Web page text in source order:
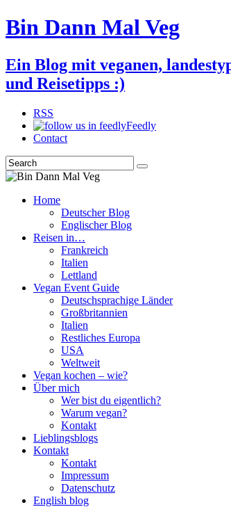
Bin Dann Mal Veg
Ein Blog mit veganen,
und Reisetipps :)
RSS
Feedly
Contact
Search
Home
Deutscher Blog
Englischer Blog
Reisen in…
Frankreich
Italien
Lettland
Vegan Event Guide
Deutschsprachige Länder
Großbritannien
Italien
Restliches Europa
USA
Weltweit
Vegan kochen – wie?
Über mich
Wer bist du eigentlich?
Warum vegan?
Kontakt
Lieblingsblogs
Kontakt
Kontakt
Impressum
Datenschutz
English blog